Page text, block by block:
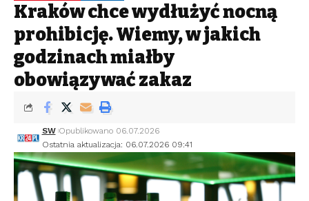
Kraków chce wydłużyć nocną
prohibicję. Wiemy, w jakich
godzinach miałby
obowiązywać zakaz
Ostatnia aktualizacja: 06.07.2026 09:41
SW Opublikowano 06.07.2026